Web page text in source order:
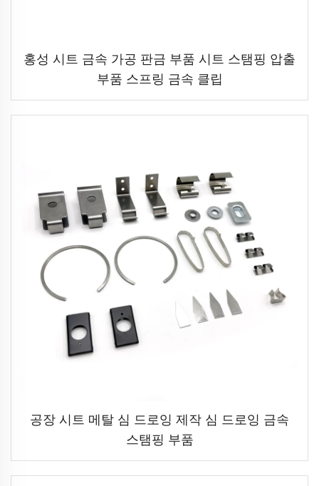
홍성 시트 금속 가공 판금 부품 시트 스탬핑 압출
부품 스프링 금속 클립
공장 시트 메탈 심 드로잉 제작 심 드로잉 금속
스탬핑 부품